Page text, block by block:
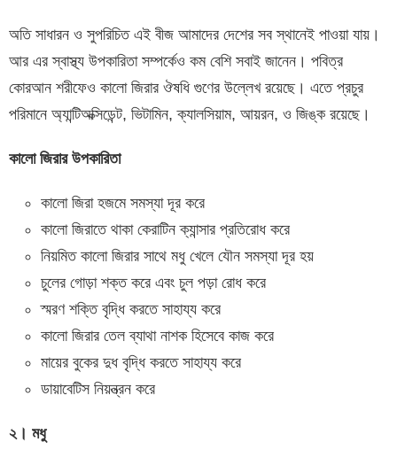
অতি সাধারন ও সুপরিচিত এই বীজ আমাদের দেশের সব স্থানেই পাওয়া যায়।
আর এর স্বাস্থ্য উপকারিতা সম্পর্কেও কম বেশি সবাই জানেন। পবিত্র
কোরআন শরীফেও কালো জিরার ঔষধি গুণের উল্লেখ রয়েছে। এতে প্রচুর
পরিমানে অ্যান্টিঅক্সিডেন্ট, ভিটামিন, ক্যালসিয়াম, আয়রন, ও জিঙ্ক রয়েছে।
কালো জিরার উপকারিতা
কালো জিরা হজমে সমস্যা দূর করে
কালো জিরাতে থাকা কেরাটিন ক্যান্সার প্রতিরোধ করে
নিয়মিত কালো জিরার সাথে মধু খেলে যৌন সমস্যা দূর হয়
চুলের গোড়া শক্ত করে এবং চুল পড়া রোধ করে
স্মরণ শক্তি বৃদ্ধি করতে সাহায্য করে
কালো জিরার তেল ব্যাথা নাশক হিসেবে কাজ করে
মায়ের বুকের দুধ বৃদ্ধি করতে সাহায্য করে
ডায়াবেটিস নিয়ন্ত্রন করে
২। মধু